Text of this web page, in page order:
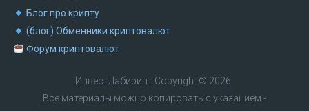
Блог про крипту
(блог) Обменники криптовалют
Форум криптовалют
ИнвестЛабиринт Copyright © 2026.
Все материалы можно копировать с указанием -